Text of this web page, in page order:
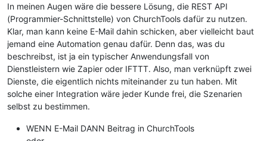
In meinen Augen wäre die bessere Lösung, die REST API
(Programmier-Schnittstelle) von ChurchTools dafür zu nutzen.
Klar, man kann keine E-Mail dahin schicken, aber vielleicht baut
jemand eine Automation genau dafür. Denn das, was du
beschreibst, ist ja ein typischer Anwendungsfall von
Dienstleistern wie Zapier oder IFTTT. Also, man verknüpft zwei
Dienste, die eigentlich nichts miteinander zu tun haben. Mit
solche einer Integration wäre jeder Kunde frei, die Szenarien
selbst zu bestimmen.
WENN E-Mail DANN Beitrag in ChurchTools